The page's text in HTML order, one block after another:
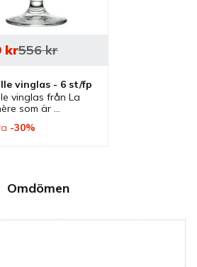
Omdömen
vinglas - 6 st/fp
vinglas från La
som är
Glas som
kr556kr
30%